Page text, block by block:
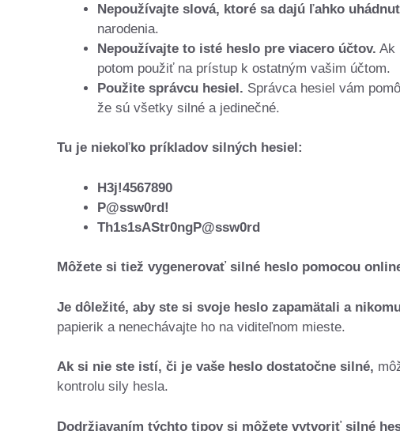
Nepoužívajte slová, ktoré sa dajú ľahko
narodenia.
Nepoužívajte to isté heslo pre viacero účtov. Ak
potom použiť na prístup k ostatným vašim účtom.
Použite správcu hesiel. Správca hesiel vám
že sú všetky silné a jedinečné.
Tu je niekoľko príkladov silných hesiel:
H3j!4567890
P@ssw0rd!
Th1s1sAStr0ngP@ssw0rd
Môžete si tiež vygenerovať silné heslo pomocou
Je dôležité, aby ste si svoje heslo zapamätali a
papierik a nenechávajte ho na viditeľnom mieste.
Ak si nie ste istí, či je vaše heslo dostatočne silné,
kontrolu sily hesla.
Dodržiavaním týchto tipov si môžete vytvoriť silné